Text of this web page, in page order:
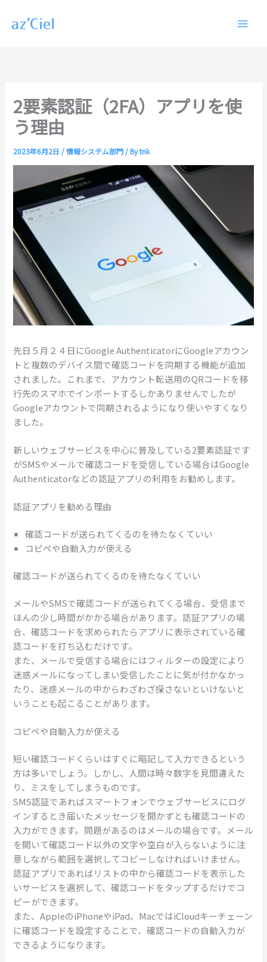
2要素認証（2FA）アプリを使
う理由
2023年6月2日 /情報システム部門 / Bytnk
先日５月２４日にGoogle AuthenticatorにGoogleアカウン
トと複数のデバイス間で確認コードを同期する機能が追加
されました。これまで、アカウント転送用のQRコードを移
行先のスマホでインポートするしかありませんでしたが
Googleアカウントで同期されるようになり使いやすくなり
ました。
新しいウェブサービスを中心に普及している2要素認証です
がSMSやメールで確認コードを受信している場合はGoogle
Authenticatorなどの認証アプリの利用をお勧めします。
認証アプリを勧める理由
確認コードが送られてくるのを待たなくていい
コピペや自動入力が使える
確認コードが送られてくるのを待たなくていい
メールやSMSで確認コードが送られてくる場合、受信まで
ほんの少し時間がかかる場合があります。認証アプリの場
合、確認コードを求められたらアプリに表示されている確
認コードを打ち込むだけです。
また、メールで受信する場合にはフィルターの設定により
迷惑メールになってしまい受信したことに気が付かなかっ
たり、迷惑メールの中からわざわざ探さないといけないと
いうことも起こることがあります。
コピペや自動入力が使える
短い確認コードくらいはすぐに暗記して入力できるという
方は多いでしょう。しかし、人間は時々数字を見間違えた
り、ミスをしてしまうものです。
SMS認証であればスマートフォンでウェブサービスにログ
インするとき届いたメッセージを開かずとも確認コードの
入力ができます。問題があるのはメールの場合です。メール
を開いて確認コード以外の文字や空白が入らないように注
意しながら範囲を選択してコピーしなければいけません。
認証アプリであればリストの中から確認コードを表示した
いサービスを選択して、確認コードをタップするだけでコ
ピーができます。
また、AppleのiPhoneやiPad、MacではiCloudキーチェーン
に確認コードを設定することで、確認コードの自動入力が
できるようになります。